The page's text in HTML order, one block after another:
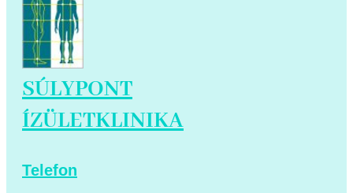
SÚLYPONT
ÍZÜLETKLINIKA
Telefon